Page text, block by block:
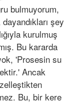
bulmuyorum,
şey
kurulmuş
Bu kararda
'Prosesin su
Ancak
Bu, bir kere